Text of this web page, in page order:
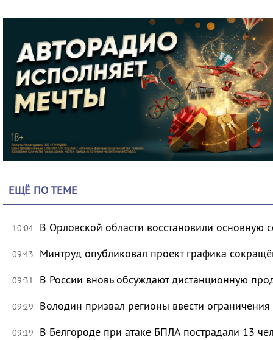
ЕЩЁ ПО ТЕМЕ
10:04 В Орловской области восстановили основную
09:43 Минтруд опубликовал проект графика
09:31 В России вновь обсуждают дистанционную
09:29 Володин призвал регионы ввести
09:19 В Белгороде при атаке БПЛА пострадали 13